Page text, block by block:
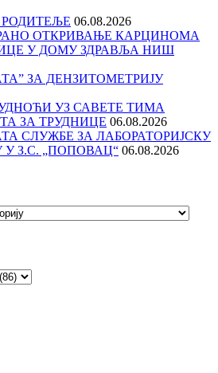
06.08.2026
ОТКРИВАЊЕ КАРЦИНОМА
У ДОМУ ЗДРАВЉА НИШ
ЗА ДЕНЗИТОМЕТРИЈУ
УЗ САВЕТЕ ТИМА
ЗА ТРУДНИЦЕ 06.08.2026
СЛУЖБЕ ЗА ЛАБОРАТОРИЈСКУ
З.С. „ПОПОВАЦ“ 06.08.2026